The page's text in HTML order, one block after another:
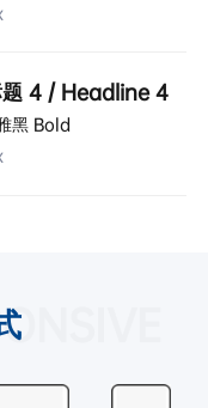
题 4 / Headline 4
黑 Bold